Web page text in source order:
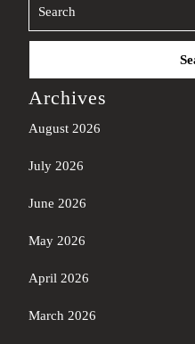
Search
Archives
August 2026
July 2026
June 2026
May 2026
April 2026
March 2026